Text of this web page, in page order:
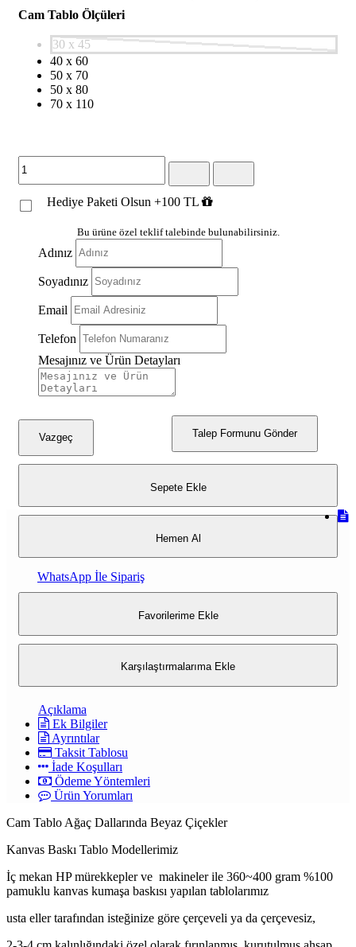
Cam Tablo Ölçüleri
30 x 45
40 x 60
50 x 70
50 x 80
70 x 110
Hediye Paketi Olsun +100 TL
Bu ürüne özel teklif talebinde bulunabilirsiniz.
Adınız
Soyadınız
Email
Telefon
Mesajınız ve Ürün Detayları
Talep Formunu Gönder
Vazgeç
Sepete Ekle
Hemen Al
WhatsApp İle Sipariş
Favorilerime Ekle
Karşılaştırmalarıma Ekle
Açıklama
Ek Bilgiler
Ayrıntılar
Taksit Tablosu
İade Koşulları
Ödeme Yöntemleri
Ürün Yorumları
Cam Tablo Ağaç Dallarında Beyaz Çiçekler
Kanvas Baskı Tablo Modellerimiz
İç mekan HP mürekkepler ve makineler ile 360~400 gram %100
pamuklu kanvas kumaşa baskısı yapılan tablolarımız
usta eller tarafından isteğinize göre çerçeveli ya da çerçevesiz,